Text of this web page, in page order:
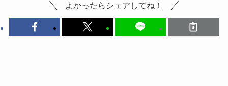
よかったらシェアしてね！